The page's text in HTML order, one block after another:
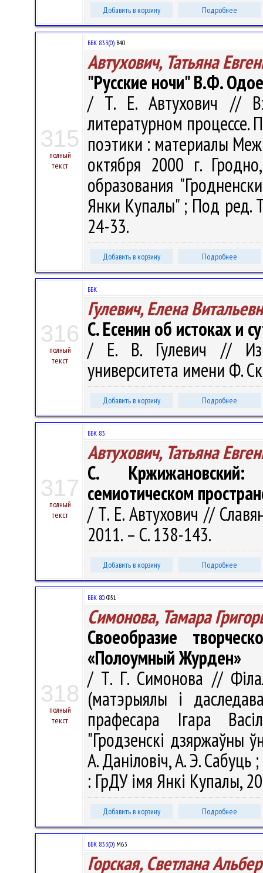
Добавить в корзину Подробнее
315
полный
текст
ББК 83.3(0) В40
Автухович, Татьяна
"Русские ночи" В.Ф.
/ Т. Е. Автухович //
литературном процессе.
поэтики : материалы
октября 2000 г.
образования
Янки Купалы" ; Под ред.
24-33.
Добавить в корзину Подробнее
316
полный
текст
ББК
Гулевич, Елена
С. Есенин об истоках и
/ Е. В. Гулевич //
университета имени Ф.
Добавить в корзину Подробнее
317
полный
текст
ББК 83.
Автухович, Татьяна
С.
семиотическом
/ Т. Е. Автухович //
2011. – С. 138-143.
Добавить в корзину Подробнее
318
полный
текст
ББК 80.Ф51
Симонова, Тамара
Своеобразие
«Полоумный Журден»
/ Т. Г. Симонова //
(матэрыялы і
прафесара Ігара
"Гродзенскі дзяржаўны
А. Даніловіч, А. Э. Сабуць
: ГрДУ імя Янкі Купалы,
Добавить в корзину Подробнее
ББК 83.3(0) М63
Горская, Светлана